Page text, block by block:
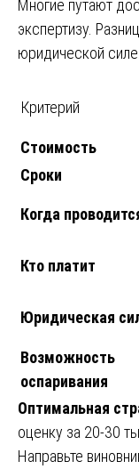
Многие путают
экспертизу.
юридической силе.
Критерий
Стоимость
Сроки
Когда
Кто платит
Юридическая
Возможность
оспаривания
Оптимальная
оценку за 20-30
Направьте